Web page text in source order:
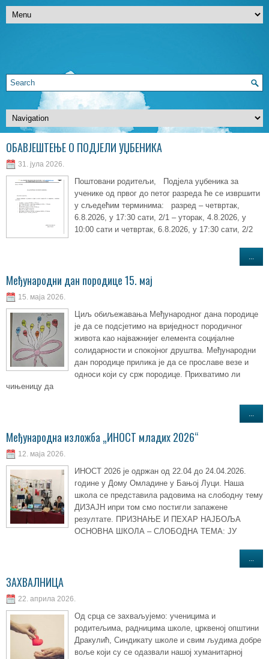
ОБАВЈЕШТЕЊЕ О ПОДЈЕЛИ УЏБЕНИКА
31. јула 2026.
Поштовани родитељи, Подјела уџбеника за
ученике од првог до петог разреда ће се извршити
у сљедећим терминима: разред – четвртак,
6.8.2026, у 17:30 сати, 2/1 – уторак, 4.8.2026, у
10:00 сати и четвртак, 6.8.2026, у 17:30 сати, 2/2
...
Међународни дан породице 15. мај
15. маја 2026.
Циљ обиљежавања Међународног дана породице
је да се подсјетимо на вриједност породичног
живота као најважнијег елемента социјалне
солидарности и спокојног друштва. Међународни
дан породице прилика је да се прославе везе и
односи који су срж породице. Прихватимо ли
чињеницу да
...
Mеђународна изложба „ИНОСТ младих 2026“
12. маја 2026.
ИНОСТ 2026 је одржан од 22.04 до 24.04.2026.
године у Дому Омладине у Бањој Луци. Наша
школа се представила радовима на слободну тему
ДИЗАЈН ипри том смо постигли запажене
резултате. ПРИЗНАЊЕ И ПЕХАР НАЈБОЉА
ОСНОВНА ШКОЛА – СЛОБОДНА ТЕМА: ЈУ
...
ЗАХВАЛНИЦА
22. априла 2026.
Од срца се захваљујемо: ученицима и
родитељима, радницима школе, црквеној општини
Дракулић, Синдикату школе и свим људима добре
воље који су се одазвали нашој хуманитарној